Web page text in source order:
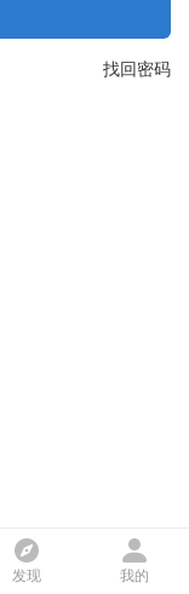
找回密码
发现 我的